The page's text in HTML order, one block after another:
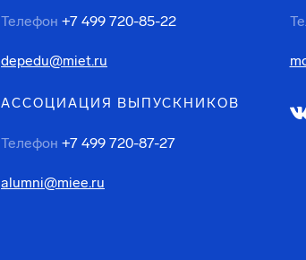
Телефон +7 499 720-85-22
depedu@miet.ru
АССОЦИАЦИЯ ВЫПУСКНИКОВ
Телефон +7 499 720-87-27
alumni@miee.ru